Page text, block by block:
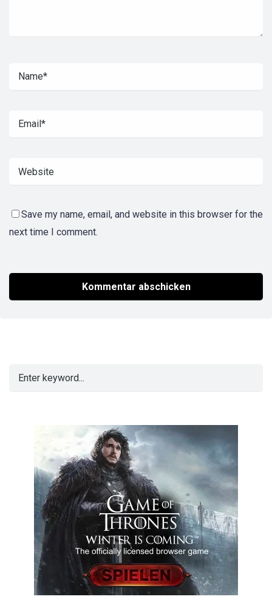
Save my name, email, and website in this browser for the
next time I comment.